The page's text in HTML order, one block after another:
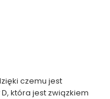
czemu jest
która jest związkiem